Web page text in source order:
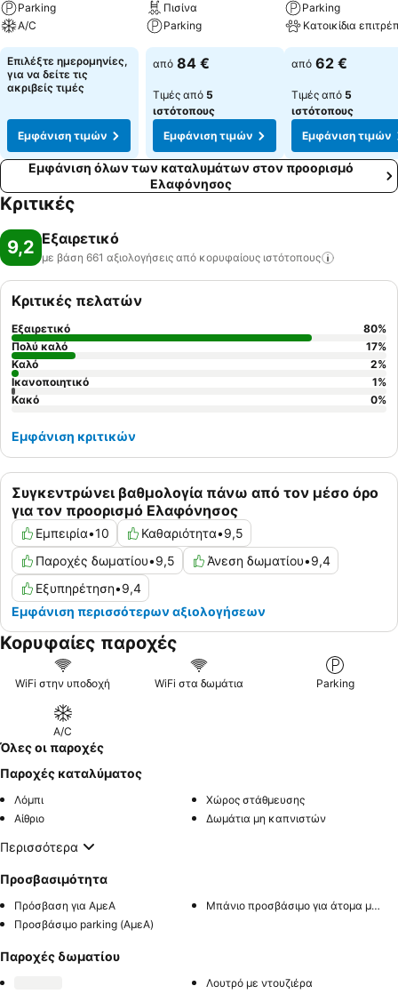
Parking
A/C
Επιλέξτε ημερομηνίες,
για να δείτε τις
ακριβείς τιμές
Εμφάνιση τιμών
Πισίνα
Parking
από 84 €
Τιμές από 5
ιστότοπους
Εμφάνιση τιμών
Parking
Κατοικίδια
από 62 €
Τιμές από 5
ιστότοπους
Εμφάνιση τιμών
Εμφάνιση όλων των καταλυμάτων στον προορισμό
Ελαφόνησος
Κριτικές
9,2 Εξαιρετικό
με βάση 661 αξιολογήσεις από κορυφαίους ιστότοπους
Συγκεντρώνει βαθμολογία πάνω από τον μέσο όρο
για τον προορισμό Ελαφόνησος
Εμπειρία•10 Καθαριότητα•9,5
Παροχές δωματίου•9,5 Άνεση δωματίου•9,4
Εξυπηρέτηση•9,4
Εμφάνιση περισσότερων αξιολογήσεων
Κριτικές πελατών
Εξαιρετικό 80%
Πολύ καλό
17%
Καλό
2%
Ικανοποιητικό
1%
Κακό
0%
Εμφάνιση κριτικών
Κορυφαίες παροχές
WiFi στην υποδοχή WiFi στα δωμάτια Parking
A/C
Όλες οι παροχές
Παροχές καταλύματος
Λόμπι
Χώρος στάθμευσης
Αίθριο
Δωμάτια μη καπνιστών
Περισσότερα
Προσβασιμότητα
Πρόσβαση για ΑμεΑ
Μπάνιο προσβάσιμο για άτομα με αναπηρία
Προσβάσιμο parking (ΑμεΑ)
Παροχές δωματίου
Λουτρό με ντουζιέρα